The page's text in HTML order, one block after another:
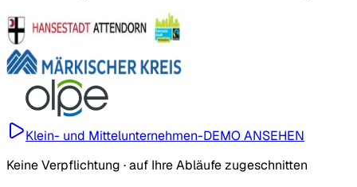
Klein- und Mittelunternehmen-DEMO ANSEHEN
Keine Verpflichtung · auf Ihre Abläufe zugeschnitten